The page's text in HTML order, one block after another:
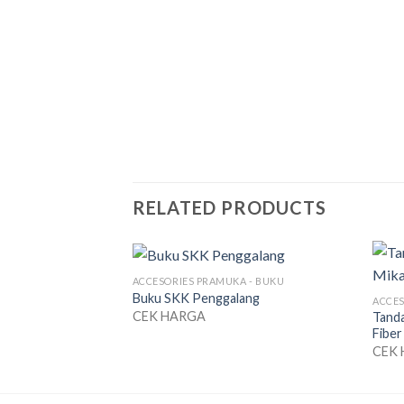
RELATED PRODUCTS
ACCESORIES PRAMUKA - BUKU
Buku SKK Penggalang
CEK HARGA
Fiber
CEK